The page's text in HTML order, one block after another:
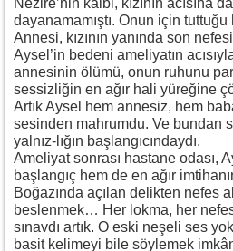
Nezire’nin kalbi, kızının acısına
dayanamamıştı. Onun için tuttuğu
Annesi, kızının yanında son
Aysel’in bedeni ameliyatın
annesinin ölümü, onun ruhunu
sessizliğin en ağır hali yüreğine
Artık Aysel hem annesiz, hem
sesinden mahrumdu. Ve bundan
yalnız-lığın başlangıcındaydı.
Ameliyat sonrası hastane odası,
başlangıç hem de en ağır
Boğazında açılan delikten nefes
beslenmek… Her lokma, her
sınavdı artık. O eski neşeli ses
basit kelimeyi bile söylemek